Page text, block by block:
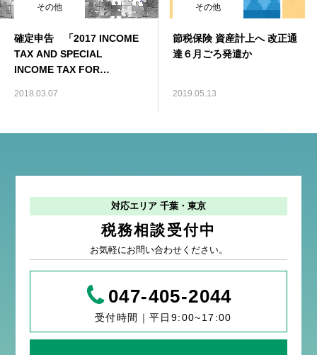
その他
確定申告 「2017 INCOME
TAX AND SPECIAL
INCOME TAX FOR
2018.03.07
その他
節税保険 資産計上へ 改正通
達６月ごろ発遣か
2019.05.13
対応エリア 千葉・東京
税務相談受付中
お気軽にお問い合わせください。
047-405-2044
受付時間｜平日9:00~17:00